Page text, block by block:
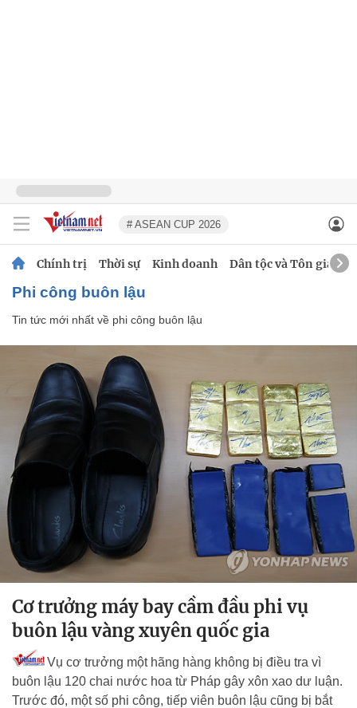
# ASEAN CUP 2026
Chính trị Thời sự Kinh doanh Dân tộc và Tôn giáo
phi công buôn lậu
Tin tức mới nhất về phi công buôn lậu
Cơ trưởng máy bay cầm đầu phi vụ
buôn lậu vàng xuyên quốc gia
Vụ cơ trưởng một hãng hàng không bị điều tra vì
buôn lậu 120 chai nước hoa từ Pháp gây xôn xao dư luận.
Trước đó, một số phi công, tiếp viên buôn lậu cũng bị bắt